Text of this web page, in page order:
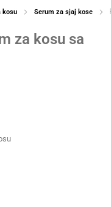
kosu Serum za sjaj kose
za kosu sa